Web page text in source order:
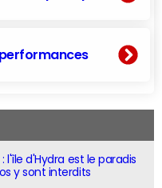
l'île d'Hydra est le paradis
y sont interdits